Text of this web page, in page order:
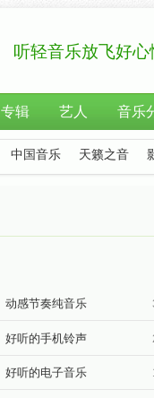
听轻音乐放飞好心
专辑 艺人 音乐
中国音乐 天籁之音
动感节奏纯音乐
好听的手机铃声
好听的电子音乐